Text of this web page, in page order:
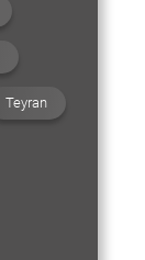
Teyran